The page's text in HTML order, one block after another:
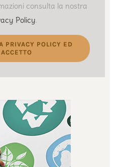
consulta la nostra
Policy.
PRIVACY POLICY ED
ACCETTO